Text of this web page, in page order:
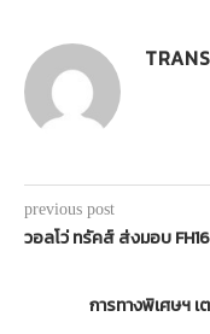
previous post
วอลโว่ ทรัคส์ ส่งมอบ
การทางพิเศษฯ เ